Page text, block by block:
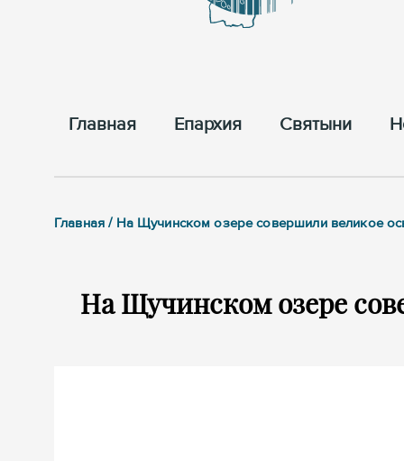
Главная Епархия Cвятыни
Главная / На Щучинском озере совершили великое
На Щучинском озере